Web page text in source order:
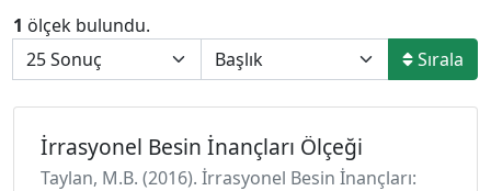
1 ölçek bulundu.
Sırala
İrrasyonel Besin İnançları Ölçeği
Taylan, M.B. (2016). İrrasyonel Besin İnançları: